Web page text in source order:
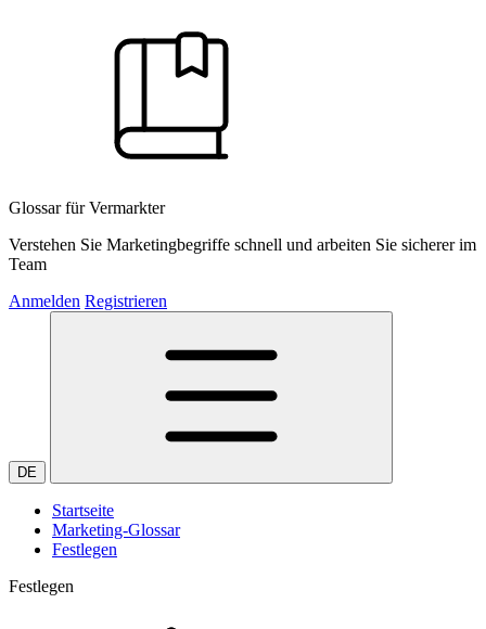
Glossar für Vermarkter
Verstehen Sie Marketingbegriffe schnell und arbeiten Sie sicherer im
Team
Anmelden Registrieren
DE
Startseite
Marketing-Glossar
Festlegen
Festlegen